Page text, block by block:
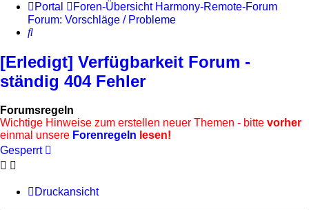
Portal Foren-Übersicht Harmony-Remote-Forum
Forum: Vorschläge / Probleme
Suche
[Erledigt] Verfügbarkeit Forum -
ständig 404 Fehler
Forumsregeln
Wichtige Hinweise zum erstellen neuer Themen - bitte vorher
einmal unsere Forenregeln lesen!
Gesperrt
Druckansicht